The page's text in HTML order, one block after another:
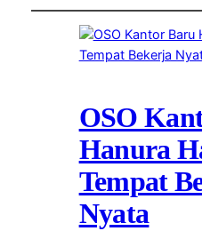
OSO
Hanura
Tempat
Nyata